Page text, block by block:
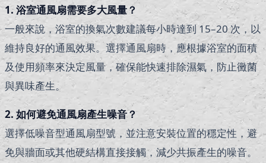
1. 浴室通風扇需要多大風量？
一般來說，浴室的換氣次數建議每小時達到 15–20 次，以
維持良好的通風效果。選擇通風扇時，應根據浴室的面積
及使用頻率來決定風量，確保能快速排除濕氣，防止黴菌
與異味產生。
2. 如何避免通風扇產生噪音？
選擇低噪音型通風扇型號，並注意安裝位置的穩定性，避
免與牆面或其他硬結構直接接觸，減少共振產生的噪音。